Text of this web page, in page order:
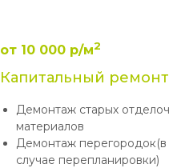
от 10 000 р/м2
Капитальный ремонт
Демонтаж старых
материалов
Демонтаж перегородок(в
случае перепланировки)